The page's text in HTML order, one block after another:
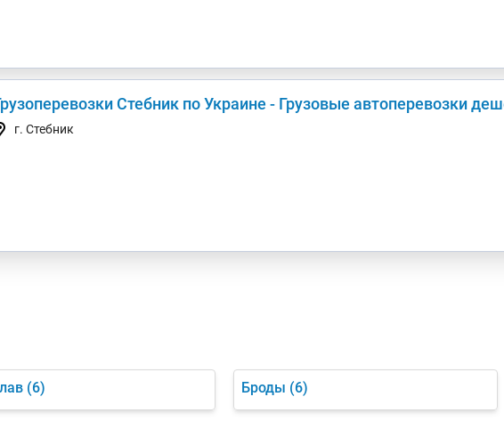
Стебник по Украине - Грузовые автоперевозки
г. Стебник
(6) Броды (6)